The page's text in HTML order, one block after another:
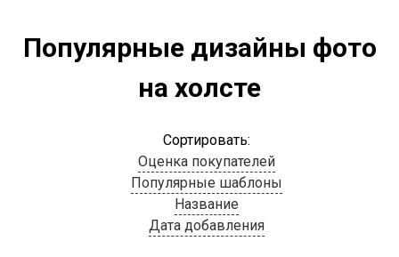
Популярные дизайны фото
на холсте
Сортировать:
Оценка покупателей
Популярные шаблоны
Название
Дата добавления